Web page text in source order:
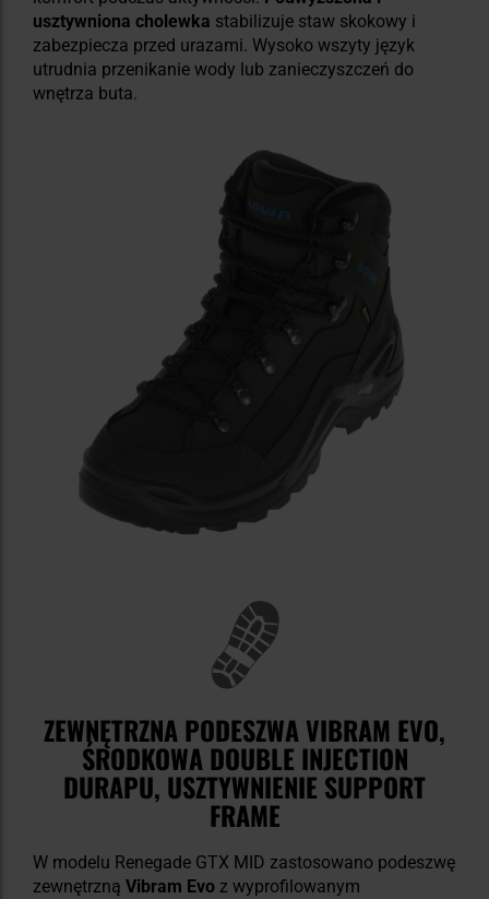
usztywniona cholewka stabilizuje staw skokowy i
zabezpiecza przed urazami. Wysoko wszyty język
utrudnia przenikanie wody lub zanieczyszczeń do
wnętrza buta.
ZEWNĘTRZNA PODESZWA VIBRAM EVO,
ŚRODKOWA DOUBLE INJECTION
DURAPU, USZTYWNIENIE SUPPORT
FRAME
W modelu Renegade GTX MID zastosowano podeszwę
zewnętrzną Vibram Evo z wyprofilowanym